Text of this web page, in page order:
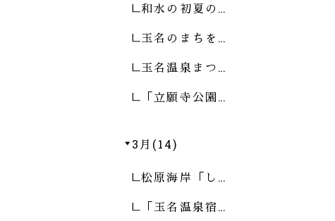
和水の初夏の…
玉名のまちを…
玉名温泉まつ…
「立願寺公園…
3月(14)
松原海岸「し…
「玉名温泉宿…